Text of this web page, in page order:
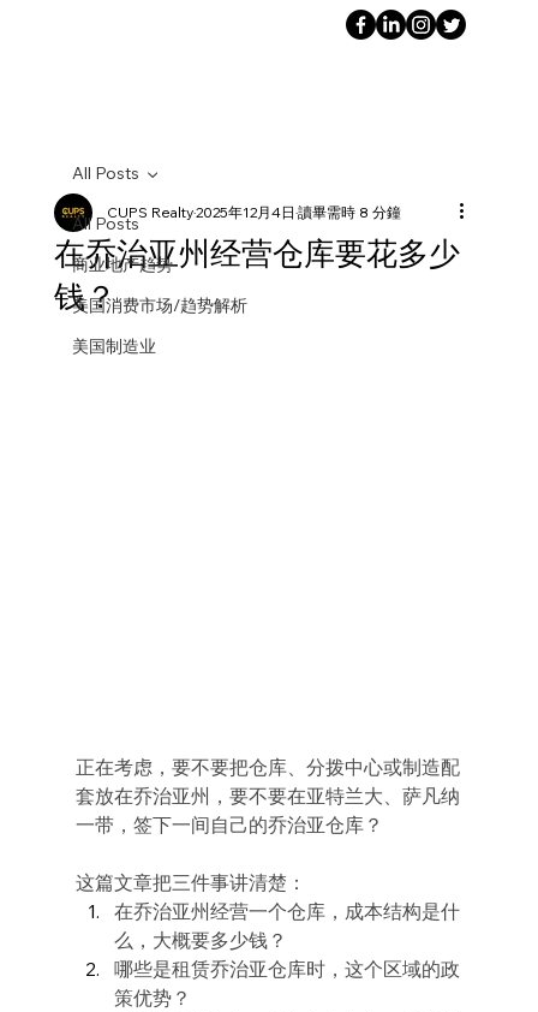
All Posts
商业地产趋势
美国消费市场/趋势解析
美国制造业
All Posts
在乔治亚州经营仓库要花多少
钱？
CUPS Realty2025年12月4日 讀畢需時 8 分鐘
正在考虑，要不要把仓库、分拨中心或制造配
套放在乔治亚州，要不要在亚特兰大、萨凡纳
一带，签下一间自己的乔治亚仓库？
这篇文章把三件事讲清楚：
在乔治亚州经营一个仓库，成本结构是什
么，大概要多少钱？
哪些是租赁乔治亚仓库时，这个区域的政
策优势？